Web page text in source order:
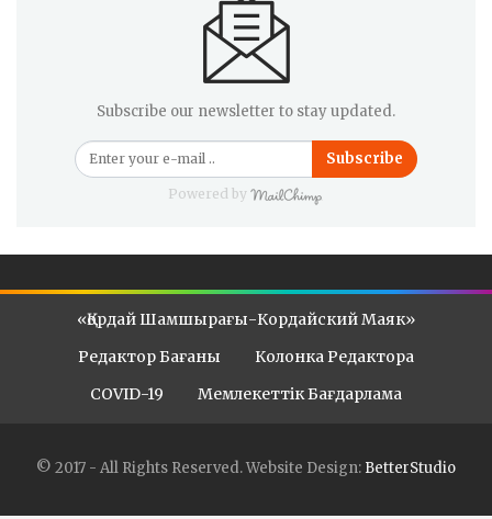
Subscribe our newsletter to stay updated.
Subscribe
Powered by
«Қордай Шамшырағы-Кордайский Маяк»
Редактор Бағаны
Колонка Редактора
COVID-19
Мемлекеттік Бағдарлама
© 2017 - All Rights Reserved.Website Design: BetterStudio